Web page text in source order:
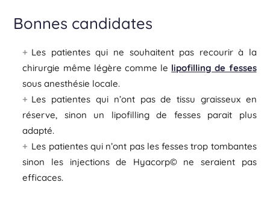
Bonnes candidates
Les patientes qui ne souhaitent pas recourir à la
chirurgie même légère comme le lipofilling de fesses
sous anesthésie locale.
Les patientes qui n’ont pas de tissu graisseux en
réserve, sinon un lipofilling de fesses parait plus
adapté.
Les patientes qui n’ont pas les fesses trop tombantes
sinon les injections de Hyacorp© ne seraient pas
efficaces.